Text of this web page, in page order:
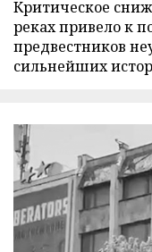
Критическое
реках привело к
предвестников
сильнейших